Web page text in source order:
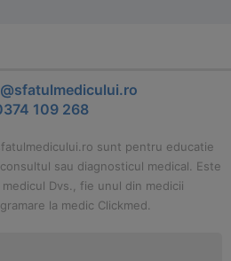
109 268
sunt pentru educatie
sau diagnosticul medical. Este
Dvs., fie unul din medicii
la medic Clickmed.